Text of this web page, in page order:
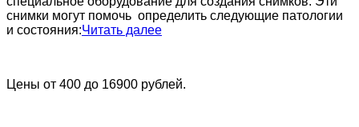
снимки могут помочь определить следующие патологии
и состояния:Читать далее
Цены от 400 до 16900 рублей.